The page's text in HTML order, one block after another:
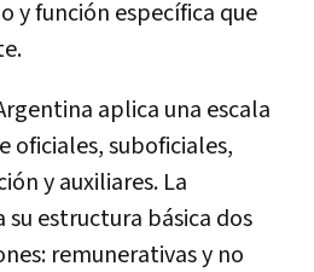
y función específica que
aplica una escala
oficiales, suboficiales,
y auxiliares. La
su estructura básica dos
remunerativas y no